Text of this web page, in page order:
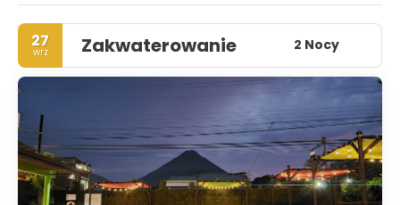
Atrakcyjne piękno krajobrazu dystryktu, jego lasy, szeroka
gama dostępnych atrakcji turystycznych, takich jak
canopy, rafting, obserwacja ptaków, wędkarstwo
sportowe, piesze wędrówki, kąpiele termalne, a w
szczególności bliskość wulkanu Arenal, czynią go jednym z
najważniejszych celów turystycznych w Kostaryce.
27
wrz Zakwaterowanie 2 Nocy